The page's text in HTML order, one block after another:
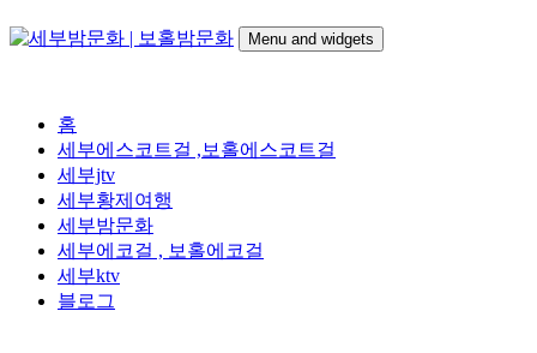
to
Menu and widgets
홈
세부에스코트걸 ,보홀에스코트걸
세부jtv
세부황제여행
세부밤문화
세부에코걸 , 보홀에코걸
세부ktv
블로그